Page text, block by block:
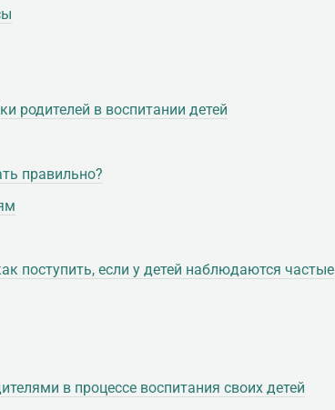
родителей в воспитании детей
правильно?
поступить, если у детей наблюдаются частые
в процессе воспитания своих детей